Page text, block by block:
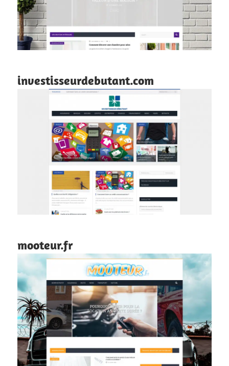
investisseurdebutant.com
mooteur.fr